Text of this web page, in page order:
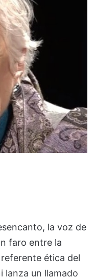
la voz de
faro entre la
ética del
lanza un llamado